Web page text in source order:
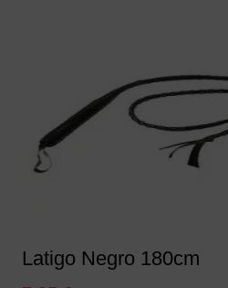
Latigo Negro 180cm